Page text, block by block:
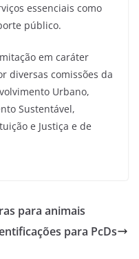
essenciais como
público.
em caráter
diversas comissões da
Urbano,
Sustentável,
e Justiça e de
para animais
para PcDs